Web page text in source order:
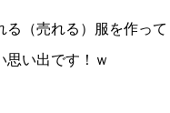
る（売れる）服を作っ
思い出です！ｗ